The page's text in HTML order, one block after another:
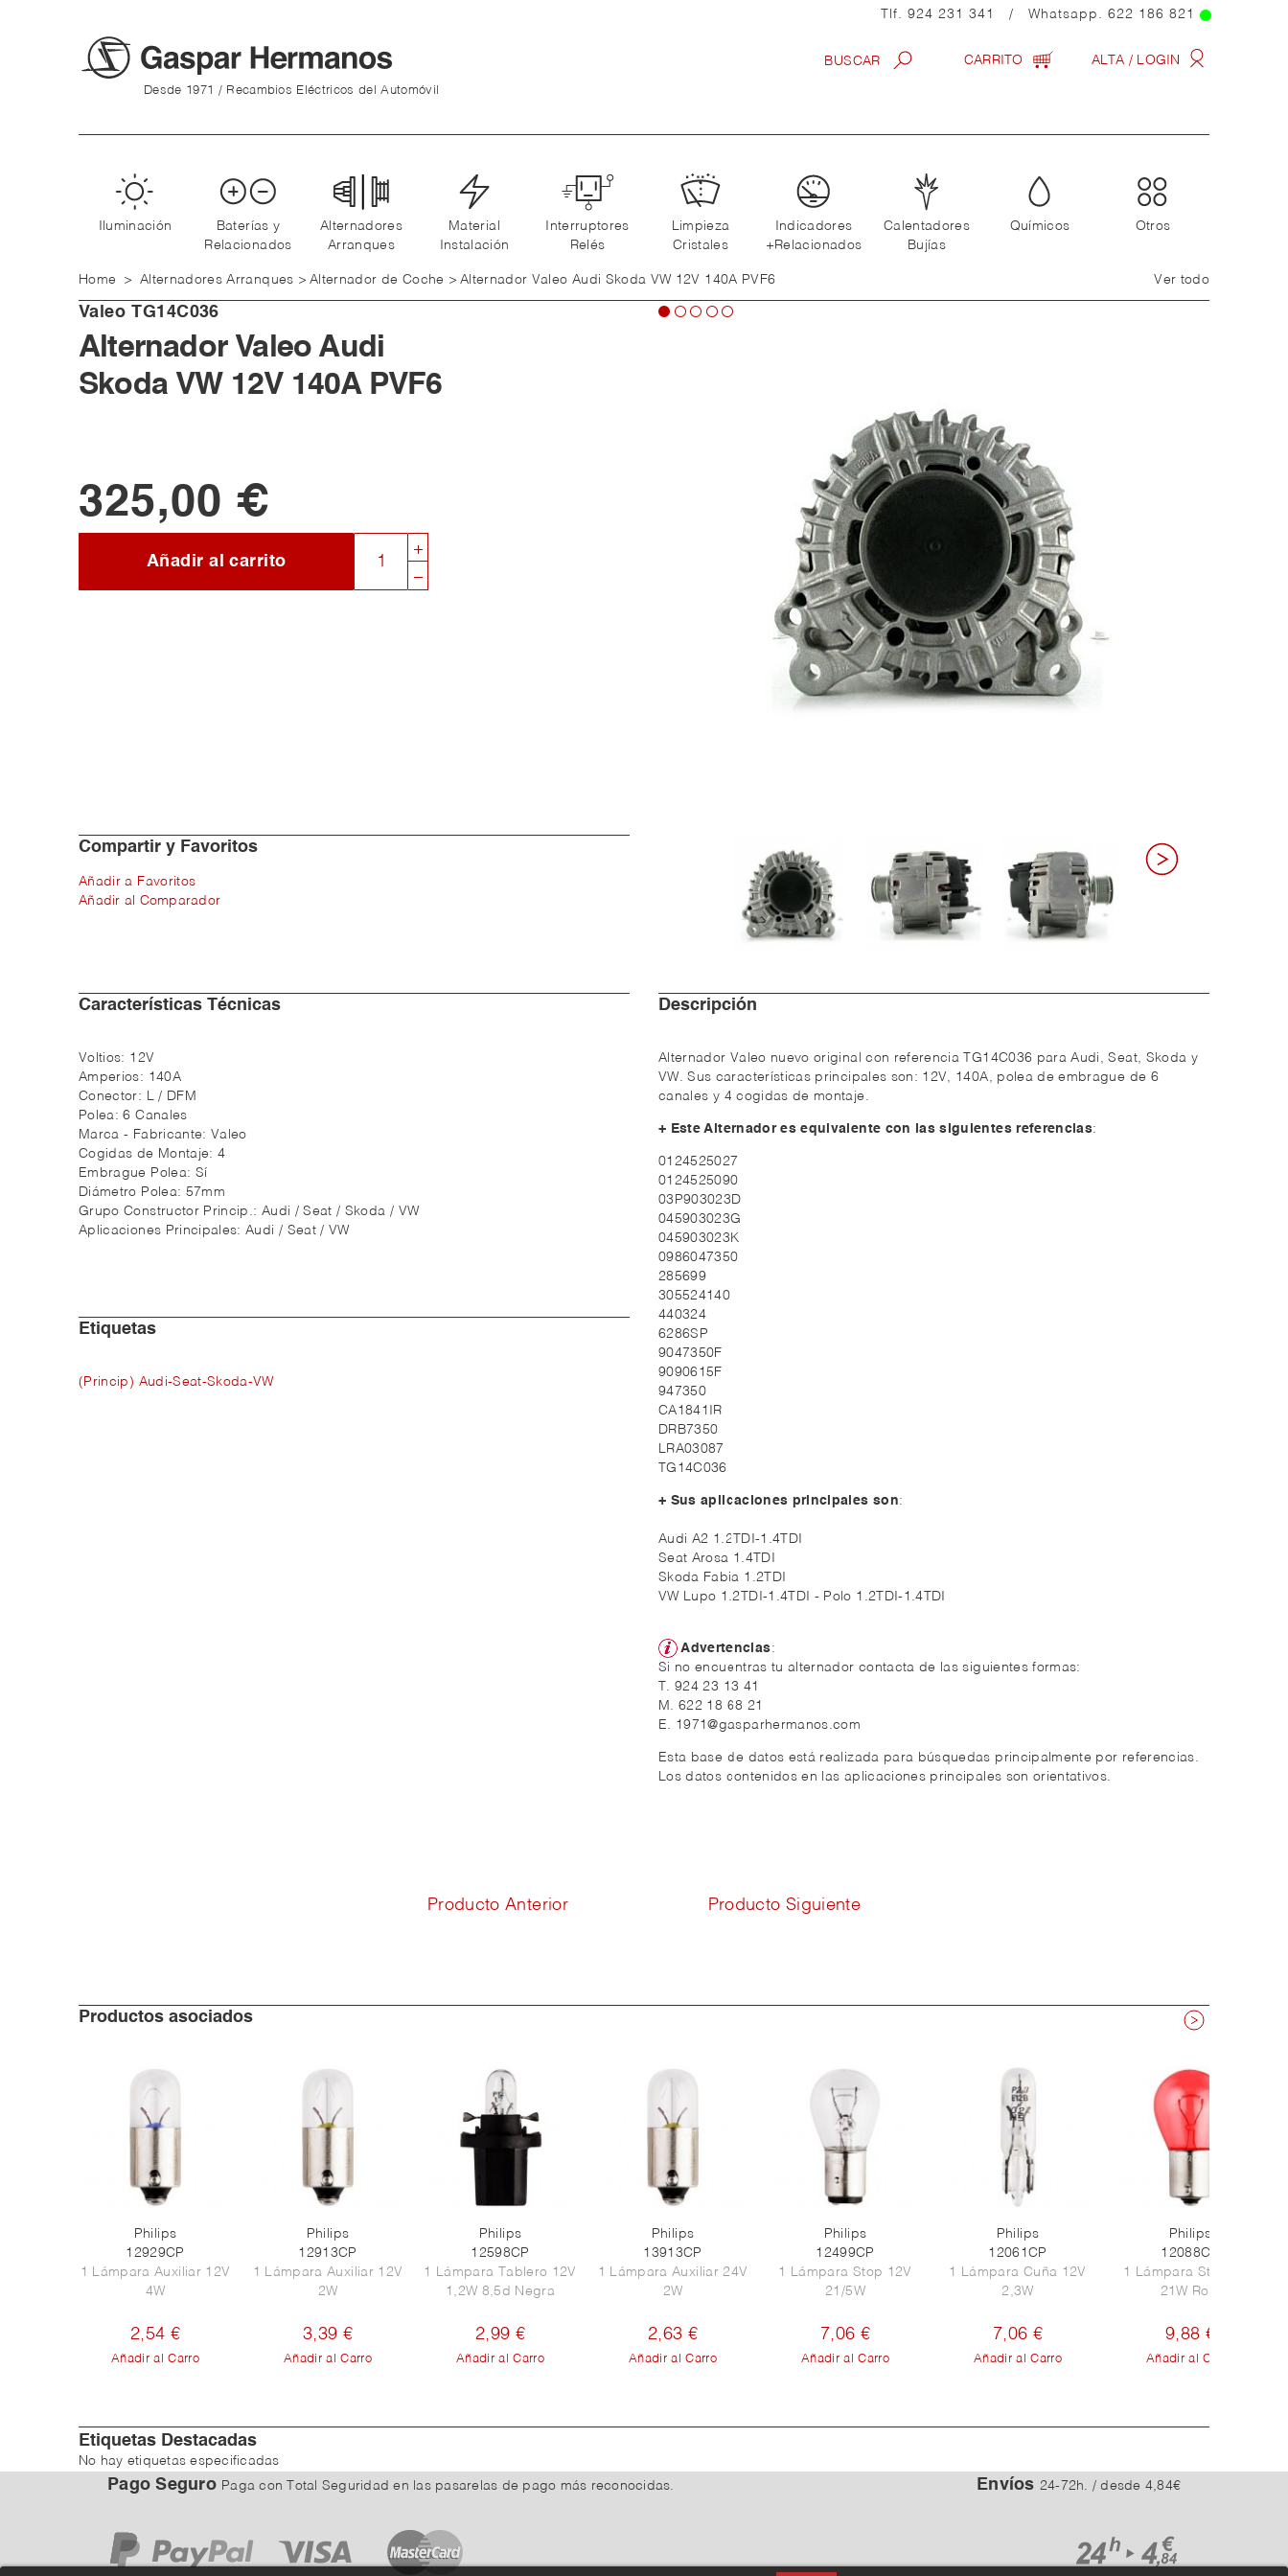
Tlf. 924 231 341 / Whatsapp. 622 186 821
Desde 1971 / Recambios Eléctricos del Automóvil
ALTA / LOGIN
CARRITO
Iluminación
Baterías y
Relacionados
Alternadores
Arranques
Material
Instalación
Interruptores
Relés
Limpieza
Cristales
Indicadores
+Relacionados
Calentadores
Bujías
Químicos Otros
Ver todo
Home > Alternadores Arranques > Alternador de Coche > Alternador Valeo Audi Skoda VW 12V 140A PVF6
Valeo TG14C036
Alternador Valeo Audi
Skoda VW 12V 140A PVF6
325,00 €
Añadir al carrito
Compartir y Favoritos
Añadir a Favoritos
Añadir al Comparador
Características Técnicas
Voltios: 12V
Amperios: 140A
Conector: L / DFM
Polea:6 Canales
Marca - Fabricante: Valeo
Cogidas de Montaje: 4
Embrague Polea: Sí
Diámetro Polea: 57mm
Grupo Constructor Princip.: Audi / Seat / Skoda / VW
Aplicaciones Principales:Audi / Seat / VW
Etiquetas
(Princip) Audi-Seat-Skoda-VW
Descripción
Alternador Valeo nuevo original con referencia TG14C036 para Audi, Seat, Skoda y
VW. Sus características principales son: 12V, 140A, polea de embrague de 6
canales y 4 cogidas de montaje.
+ Este Alternador es equivalente con las siguientes referencias:
0124525027
0124525090
03P903023D
045903023G
045903023K
0986047350
285699
305524140
440324
6286SP
9047350F
9090615F
947350
CA1841IR
DRB7350
LRA03087
TG14C036
+ Sus aplicaciones principales son:
Audi A2 1.2TDI-1.4TDI
Seat Arosa 1.4TDI
Skoda Fabia 1.2TDI
VW Lupo 1.2TDI-1.4TDI - Polo 1.2TDI-1.4TDI
Advertencias:
Si no encuentras tu alternador contacta de las siguientes formas:
T. 924 23 13 41
M. 622 18 68 21
E. 1971@gasparhermanos.com
Esta base de datos está realizada para búsquedas principalmente por referencias.
Los datos contenidos en las aplicaciones principales son orientativos.
Producto Anterior Producto Siguiente
Productos asociados
Philips
12929CP
1 Lámpara Auxiliar 12V
4W
2,54 €
Añadir al Carro
Philips
12913CP
1 Lámpara Auxiliar 12V
2W
3,39 €
Añadir al Carro
Philips
12598CP
1 Lámpara Tablero 12V
1,2W 8,5d Negra
2,99 €
Añadir al Carro
Philips
13913CP
1 Lámpara Auxiliar 24V
2W
2,63 €
Añadir al Carro
Philips
12499CP
1 Lámpara Stop 12V
21/5W
7,06 €
Añadir al Carro
Philips
12061CP
1 Lámpara Cuña 12V
2,3W
7,06 €
Añadir al Carro
Philips
12088CP
1 Lámpara Stop 12V
21W Roja
9,88 €
Añadir al Carro
Etiquetas Destacadas
No hay etiquetas especificadas
Pago Seguro Paga con Total Seguridad en las pasarelas de pago más reconocidas. Envíos 24-72h. / desde 4,84€